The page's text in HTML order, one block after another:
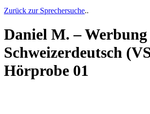
Zurück zur Sprechersuche..
Daniel M. – Werbung
Schweizerdeutsch
Hörprobe 01